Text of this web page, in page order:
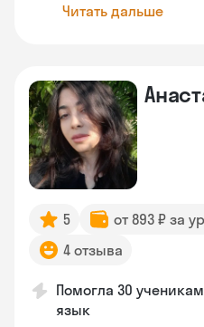
Читать дальше
5 от 893 ₽ за
4 отзыва
Помогла 30
язык